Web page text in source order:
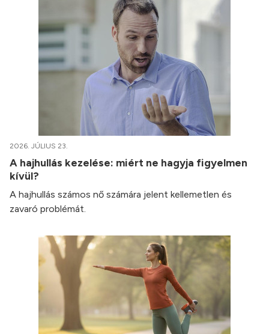
2026. JÚLIUS 23.
A hajhullás kezelése: miért ne hagyja figyelmen
kívül?
A hajhullás számos nő számára jelent kellemetlen és
zavaró problémát.